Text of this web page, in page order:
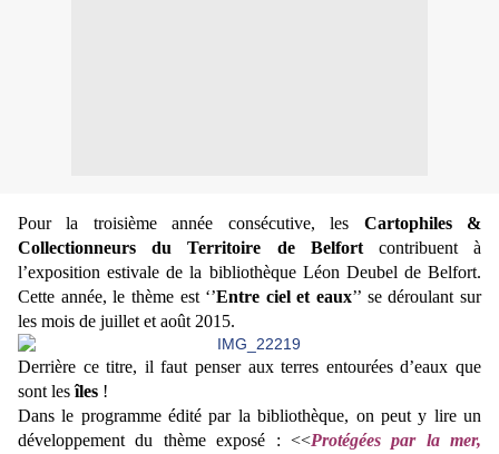
Pour la troisième année consécutive, les Cartophiles &
Collectionneurs du Territoire de Belfortcontribuent à
l’exposition estivale de la bibliothèque Léon Deubel de Belfort.
Cette année, le thème est ‘’Entre ciel et eaux’’ se déroulant sur
les mois de juillet et août 2015.
Derrière ce titre, il faut penser aux terres entourées d’eaux que
sont lesîles !
Dans le programme édité par la bibliothèque, on peut y lire un
développement du thème exposé : <<Protégées par la mer,